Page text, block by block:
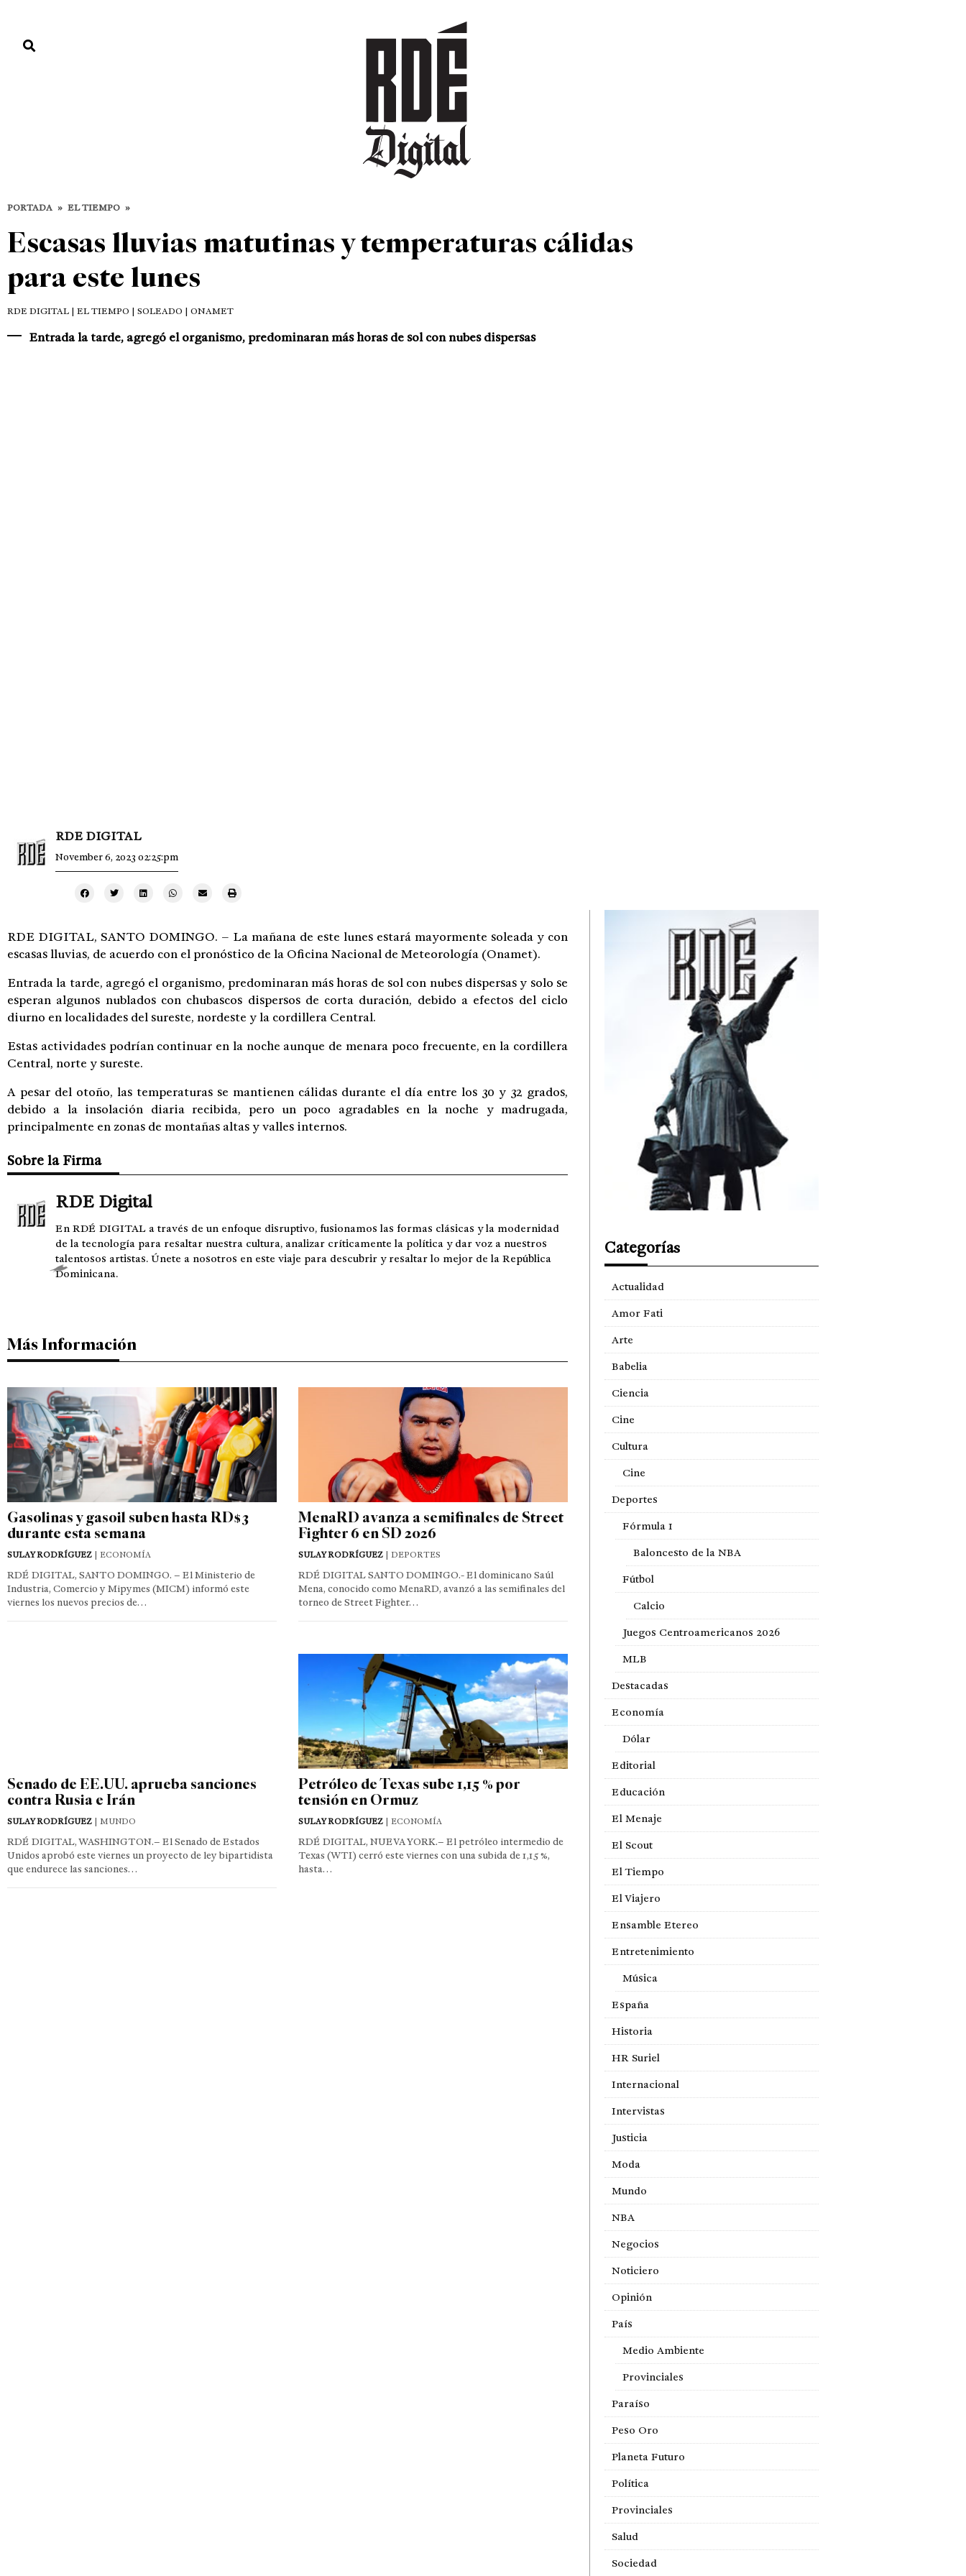
DEPORTES CULTURA ENTRETENIMIENTO
PORTADA » EL TIEMPO »
Escasas lluvias matutinas y temperaturas cálidas
para este lunes
RDE DIGITAL | EL TIEMPO | SOLEADO | ONAMET
Entrada la tarde, agregó el organismo, predominaran más horas de sol con nubes dispersas
RDE DIGITAL
November 6, 2023 02:25:pm
RDE DIGITAL, SANTO DOMINGO. – La mañana de este lunes estará mayormente soleada y con
escasas lluvias, de acuerdo con el pronóstico de la Oficina Nacional de Meteorología (Onamet).
Entrada la tarde, agregó el organismo, predominaran más horas de sol con nubes dispersas y solo se
esperan algunos nublados con chubascos dispersos de corta duración, debido a efectos del ciclo
diurno en localidades del sureste, nordeste y la cordillera Central.
Estas actividades podrían continuar en la noche aunque de menara poco frecuente, en la cordillera
Central, norte y sureste.
A pesar del otoño, las temperaturas se mantienen cálidas durante el día entre los 30 y 32 grados,
debido a la insolación diaria recibida, pero un poco agradables en la noche y madrugada,
principalmente en zonas de montañas altas y valles internos.
Sobre la Firma
RDE Digital
En RDÉ DIGITAL a través de un enfoque disruptivo, fusionamos las formas clásicas y la modernidad
de la tecnología para resaltar nuestra cultura, analizar críticamente la política y dar voz a nuestros
talentosos artistas. Únete a nosotros en este viaje para descubrir y resaltar lo mejor de la República
Dominicana.
Más Información
Gasolinas y gasoil suben hasta RD$3
durante esta semana
SULAY RODRÍGUEZ | ECONOMÍA
RDÉ DIGITAL, SANTO DOMINGO. – El Ministerio de
Industria, Comercio y Mipymes (MICM) informó este
viernes los nuevos precios de…
MenaRD avanza a semifinales de Street
Fighter 6 en SD 2026
SULAY RODRÍGUEZ| DEPORTES
RDÉ DIGITAL SANTO DOMINGO.- El dominicano Saúl
Mena, conocido como MenaRD, avanzó a las semifinales del
torneo de Street Fighter…
Senado de EE.UU. aprueba sanciones
contra Rusia e Irán
SULAY RODRÍGUEZ | MUNDO
RDÉ DIGITAL, WASHINGTON.– El Senado de Estados
Unidos aprobó este viernes un proyecto de ley bipartidista
que endurece las sanciones…
Petróleo de Texas sube 1,15 % por
tensión en Ormuz
SULAY RODRÍGUEZ| ECONOMÍA
RDÉ DIGITAL, NUEVA YORK.– El petróleo intermedio de
Texas (WTI) cerró este viernes con una subida de 1,15 %,
hasta…
Categorías
Actualidad
Amor Fati
Arte
Babelia
Ciencia
Cine
Cultura
Cine
Deportes
Fórmula 1
Baloncesto de la NBA
Fútbol
Calcio
Juegos Centroamericanos 2026
MLB
Destacadas
Economía
Dólar
Editorial
Educación
El Menaje
El Scout
El Tiempo
El Viajero
Ensamble Etereo
Entretenimiento
Música
España
Historia
HR Suriel
Internacional
Intervistas
Justicia
Moda
Mundo
NBA
Negocios
Noticiero
Opinión
País
Medio Ambiente
Provinciales
Paraíso
Peso Oro
Planeta Futuro
Política
Provinciales
Salud
Sociedad